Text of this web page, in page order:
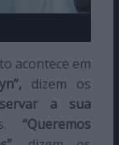
acontece em
dizem os
a sua
“Queremos